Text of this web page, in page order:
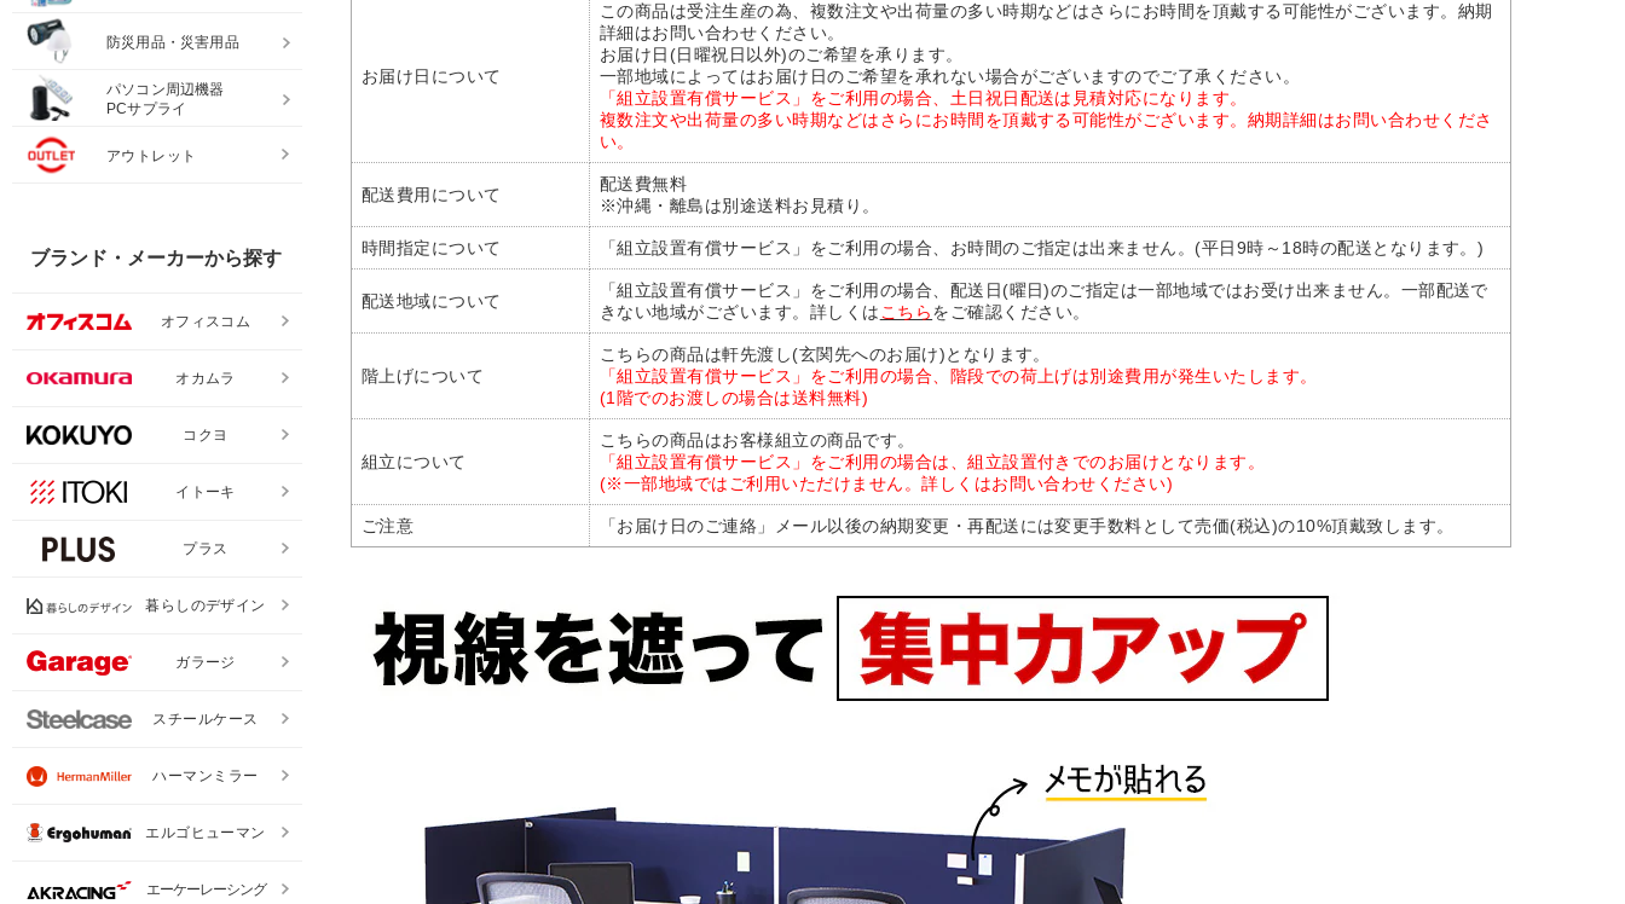
お届け日について
この商品は受注生産の為、複数注文や出荷量の多い時期などはさらにお時間を頂戴する可能性がございます。納期
詳細はお問い合わせください。
お届け日(日曜祝日以外)のご希望を承ります。
一部地域によってはお届け日のご希望を承れない場合がございますのでご了承ください。
「組立設置有償サービス」をご利用の場合、土日祝日配送は見積対応になります。
複数注文や出荷量の多い時期などはさらにお時間を頂戴する可能性がございます。納期詳細はお問い合わせくださ
い。
配送費用について
配送費無料
※沖縄・離島は別途送料お見積り。
時間指定について 「組立設置有償サービス」をご利用の場合、お時間のご指定は出来ません。(平日9時～18時の配送となります。)
配送地域について
「組立設置有償サービス」をご利用の場合、配送日(曜日)のご指定は一部地域ではお受け出来ません。一部配送で
きない地域がございます。詳しくはこちらをご確認ください。
階上げについて
こちらの商品は軒先渡し(玄関先へのお届け)となります。
「組立設置有償サービス」をご利用の場合、階段での荷上げは別途費用が発生いたします。
(1階でのお渡しの場合は送料無料)
組立について
こちらの商品はお客様組立の商品です。
「組立設置有償サービス」をご利用の場合は、組立設置付きでのお届けとなります。
(※一部地域ではご利用いただけません。詳しくはお問い合わせください)
ご注意 「お届け日のご連絡」メール以後の納期変更・再配送には変更手数料として売価(税込)の10%頂戴致します。
防災用品・災害用品
パソコン周辺機器
PCサプライ
アウトレット
ブランド・メーカーから探す
オフィスコム
オカムラ
コクヨ
イトーキ
プラス
暮らしのデザイン
ガラージ
スチールケース
ハーマンミラー
エルゴヒューマン
エーケーレーシング